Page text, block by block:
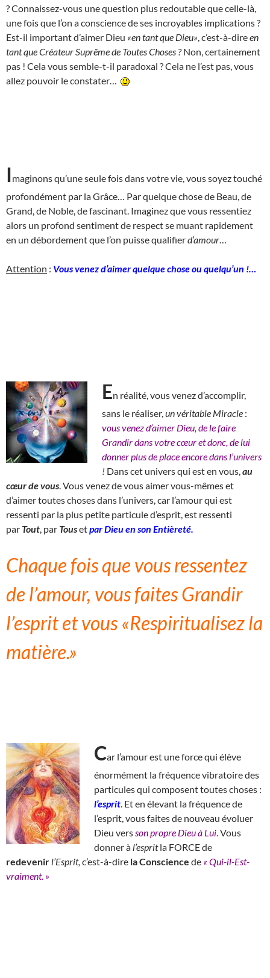
? Connaissez-vous une question plus redoutable que celle-là,
une fois que l’on a conscience de ses incroyables implications ?
Est-il important d’aimer Dieu «en tant que Dieu» , c’est-à-direen
tant que Créateur Suprême de Toutes Choses ?Non, certainement
pas ! Cela vous semble-t-il paradoxal ? Cela ne l’est pas, vous
allez pouvoir le constater…
Imaginons qu’une seule fois dans votre vie, vous soyez touché
profondément par la Grâce… Par quelque chose de Beau, de
Grand, de Noble, de fascinant. Imaginez que vous ressentiez
alors un profond sentiment de respect se muant rapidement
en un débordement que l’on puisse qualifierd’amour
Attention : Vous venez d’aimer quelque chose ou quelqu’un !…
En réalité, vous venez d’accomplir,
sans le réaliser, un véritable Miracle :
vous venez d’aimer Dieu, de le faire
Grandir dans votre cœur et donc, de lui
donner plus de place encore dans l’univers
! Dans cet univers qui est en vous, au
cœur de vous . Vous venez de vous aimer vous-mêmes et
d’aimer toutes choses dans l’univers, car l’amour qui est
ressenti par la plus petite particule d’esprit, est ressenti
par Tout , par Tousetpar Dieu en son Entièreté.
Chaque fois que vous ressentez
de l’amour, vous faites Grandir
l’esprit et vous «Respiritualisez la
matière.»
Car l’amour est une force qui élève
énormément la fréquence vibratoire des
particules qui composent toutes choses :
l’esprit . Et en élevant la fréquence de
l’esprit, vous faites de nouveau évoluer
Dieu vers son propre Dieu à Lui . Vous
donner à l’espritla FORCE de
redevenir l’Esprit, c’est-à-dire la Conscience de « Qui-il-Est-
vraiment. »